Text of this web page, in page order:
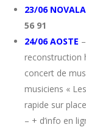
23/06
56 91
24/06 AOSTE
reconstruction
concert de
musiciens «
rapide sur
– + d’info en